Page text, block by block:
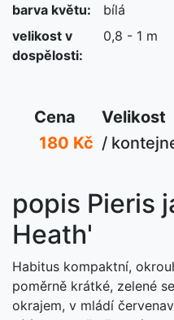
barva květu:
bílá
velikost v
dospělosti:
0,8 - 1 m
Cena
Velikost
180 Kč /
popis Pieris
Heath'
Habitus kompaktní,
poměrně krátké, zelené
okrajem, v mládí